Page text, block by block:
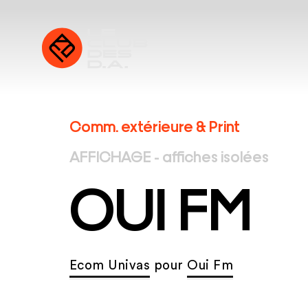
Comm. extérieure & Print
AFFICHAGE - affiches isolées
OUI FM
Ecom Univas pour Oui Fm